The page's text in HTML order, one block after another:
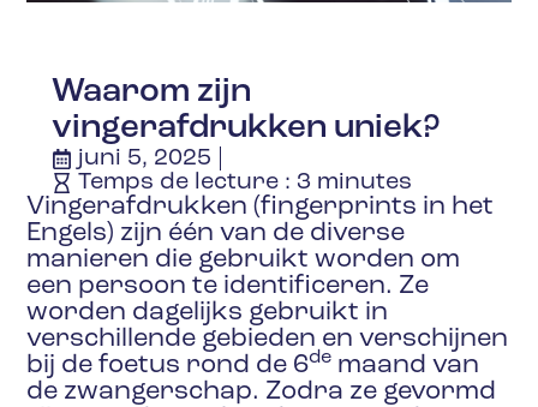
Waarom zijn
vingerafdrukken uniek?
juni 5, 2025
Temps de lecture : 3 minutes
Vingerafdrukken (fingerprints in het
Engels) zijn één van de diverse
manieren die gebruikt worden om
een persoon te identificeren. Ze
worden dagelijks gebruikt in
verschillende gebieden en verschijnen
bij de foetus rond de 6de maand van
de zwangerschap. Zodra ze gevormd